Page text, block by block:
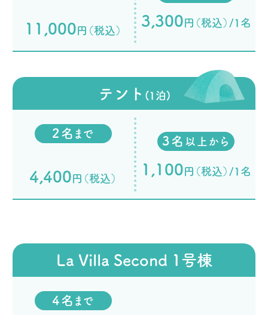
11,000円（税込）
3,300円（税込）/1名
テント (1泊)
2名 まで
4,400円（税込）
3名 以上から
1,100円（税込）/1名
La Villa Second 1号棟
4名 まで